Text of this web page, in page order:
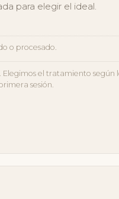
para elegir el ideal.
o procesado.
el tratamiento según
sesión.